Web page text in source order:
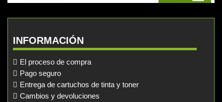
INFORMACIÓN
El proceso de compra
Pago seguro
Entrega de cartuchos de tinta y toner
Cambios y devoluciones